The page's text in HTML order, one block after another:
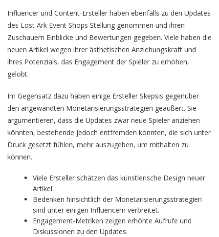
Influencer und Content-Ersteller haben ebenfalls zu den Updates
des Lost Ark Event Shops Stellung genommen und ihren
Zuschauern Einblicke und Bewertungen gegeben. Viele haben die
neuen Artikel wegen ihrer ästhetischen Anziehungskraft und
ihres Potenzials, das Engagement der Spieler zu erhöhen,
gelobt.
Im Gegensatz dazu haben einige Ersteller Skepsis gegenüber
den angewandten Monetarisierungsstrategien geäußert. Sie
argumentieren, dass die Updates zwar neue Spieler anziehen
könnten, bestehende jedoch entfremden könnten, die sich unter
Druck gesetzt fühlen, mehr auszugeben, um mithalten zu
können.
Viele Ersteller schätzen das künstlerische Design neuer
Artikel.
Bedenken hinsichtlich der Monetarisierungsstrategien
sind unter einigen Influencern verbreitet.
Engagement-Metriken zeigen erhöhte Aufrufe und
Diskussionen zu den Updates.